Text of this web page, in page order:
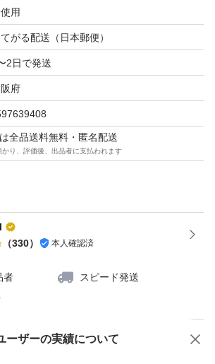
用
がる配送（日本郵便）
2日で発送
府
全品送料無料・匿名配送
り、評価後、出品者に支払われます
（330） 本人確認済
者
スピード発送
ーザーの実績について
談 商品への質問